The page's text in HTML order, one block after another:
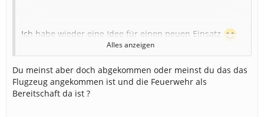
Ich habe wieder eine Idee für einen neuen Einsatz
Heute stelle ich euch mal den EinsatzFlugzeug von
Start-/Landebahn angekommenvor.
Hier ist eine Maschine von der Start-/Landebahn
angekommen und kann entweder noch größtenteils in
Alles anzeigen
Du meinst aber doch abgekommen oder meinst du das das
Flugzeug angekommen ist und die Feuerwehr als
Bereitschaft da ist ?